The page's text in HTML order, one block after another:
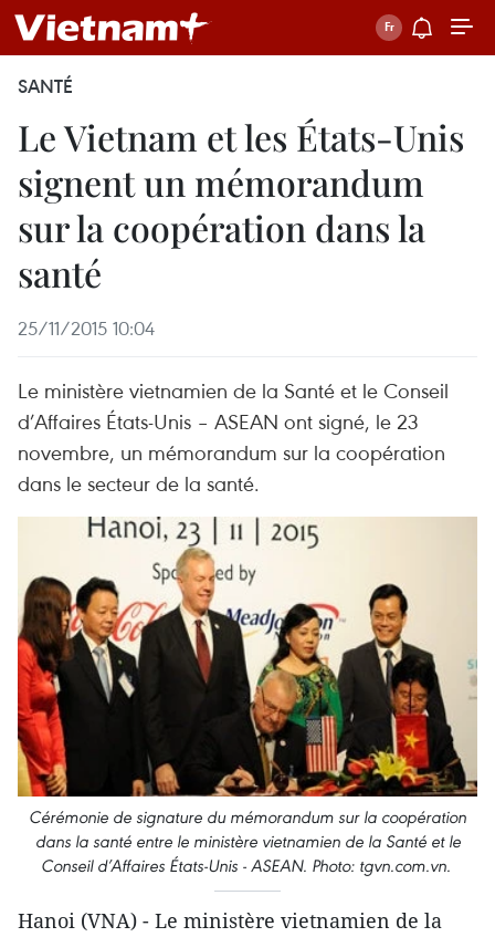
SANTÉ
Le Vietnam et les États-Unis
signent un mémorandum
sur la coopération dans la
santé
25/11/2015 10:04
Le ministère vietnamien de la Santé et le Conseil
d’Affaires États-Unis – ASEAN ont signé, le 23
novembre, un mémorandum sur la coopération
dans le secteur de la santé.
Cérémonie de signature du mémorandum sur la coopération
dans la santé entre le ministère vietnamien de la Santé et le
Conseil d’Affaires États-Unis - ASEAN. Photo: tgvn.com.vn.
Hanoi (VNA) - Le ministère vietnamien de la